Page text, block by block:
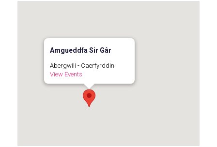
Amgueddfa Sir Gâr
Abergwili - Caerfyrddin
View Events